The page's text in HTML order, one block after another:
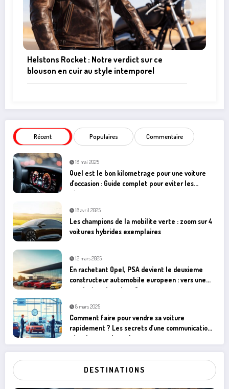
Helstons Rocket : Notre verdict sur ce
blouson en cuir au style intemporel
Récent Populaires Commentaire
18 mai 2025
Quel est le bon kilometrage pour une voiture
d’occasion : Guide complet pour eviter les
pieges
18 avril 2025
Les champions de la mobilite verte : zoom sur 4
voitures hybrides exemplaires
12 mars 2025
En rachetant Opel, PSA devient le deuxieme
constructeur automobile europeen : vers une
revolution electrique ?
8 mars 2025
Comment faire pour vendre sa voiture
rapidement ? Les secrets d’une communication
réactive avec les acheteurs
DESTINATIONS